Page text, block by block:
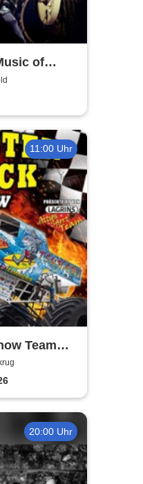
of
Smokie
11:00 Uhr
Team
20:00 Uhr